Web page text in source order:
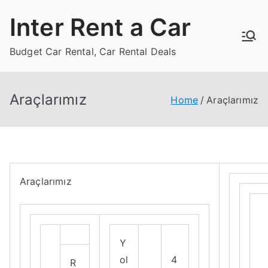
Inter Rent a Car
Budget Car Rental, Car Rental Deals
Araçlarımız Home Araçlarımız
Araçlarımız
R
Y
ol
4